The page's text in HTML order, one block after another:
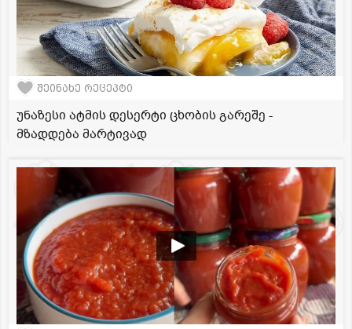
შეინახე რეცეპტი
უნაზესი ატმის დესერტი ცხობის გარეშე -
მზადდება მარტივად